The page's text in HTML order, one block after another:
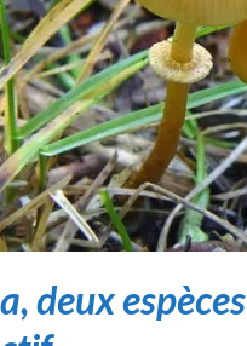
deux espèces